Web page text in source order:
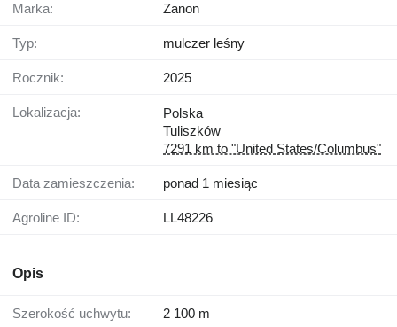
Marka: Zanon
Typ: mulczer leśny
Rocznik: 2025
Lokalizacja:
Polska
Tuliszków
7291 km to "United States/Columbus"
Data zamieszczenia: ponad 1 miesiąc
Agroline ID: LL48226
Opis
Szerokość uchwytu: 2 100 m